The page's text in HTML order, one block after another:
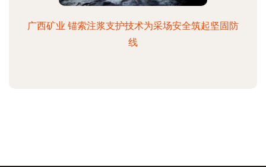
广西矿业 锚索注浆支护技术为采场安全筑起坚固防
线